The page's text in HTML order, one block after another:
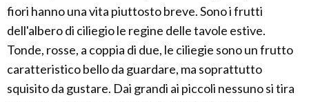
fiori hanno una vita piuttosto breve. Sono i frutti
dell'albero di ciliegio le regine delle tavole estive.
Tonde, rosse, a coppia di due, le ciliegie sono un frutto
caratteristico bello da guardare, ma soprattutto
squisito da gustare. Dai grandi ai piccoli nessuno si tira